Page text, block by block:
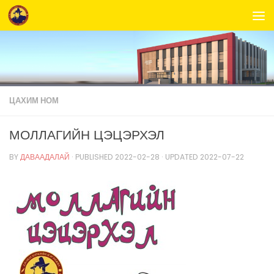
Skip to content
ЦАХИМ НОМ
МОЛЛАГИЙН ЦЭЦЭРХЭЛ
BYДАВААДАЛАЙ · PUBLISHED 2022-02-28 · UPDATED 2022-07-22